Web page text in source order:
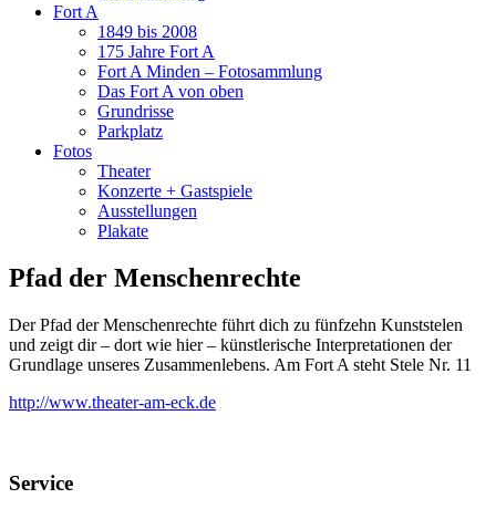
Fort A
1849 bis 2008
175 Jahre Fort A
Fort A Minden – Fotosammlung
Das Fort A von oben
Grundrisse
Parkplatz
Fotos
Theater
Konzerte + Gastspiele
Ausstellungen
Plakate
Pfad der Menschenrechte
Der Pfad der Menschenrechte führt dich zu fünfzehn Kunststelen
und zeigt dir – dort wie hier – künstlerische Interpretationen der
Grundlage unseres Zusammenlebens. Am Fort A steht Stele Nr. 11
http://www.theater-am-eck.de
Service